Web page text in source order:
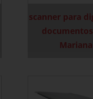
scanner para
Mariana